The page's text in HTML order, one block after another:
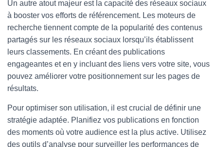
Un autre atout majeur est la capacité des réseaux sociaux
à booster vos efforts de référencement. Les moteurs de
recherche tiennent compte de la popularité des contenus
partagés sur les réseaux sociaux lorsqu’ils établissent
leurs classements. En créant des publications
engageantes et en y incluant des liens vers votre site, vous
pouvez améliorer votre positionnement sur les pages de
résultats.
Pour optimiser son utilisation, il est crucial de définir une
stratégie adaptée. Planifiez vos publications en fonction
des moments où votre audience est la plus active. Utilisez
des outils d’analyse pour surveiller les performances de